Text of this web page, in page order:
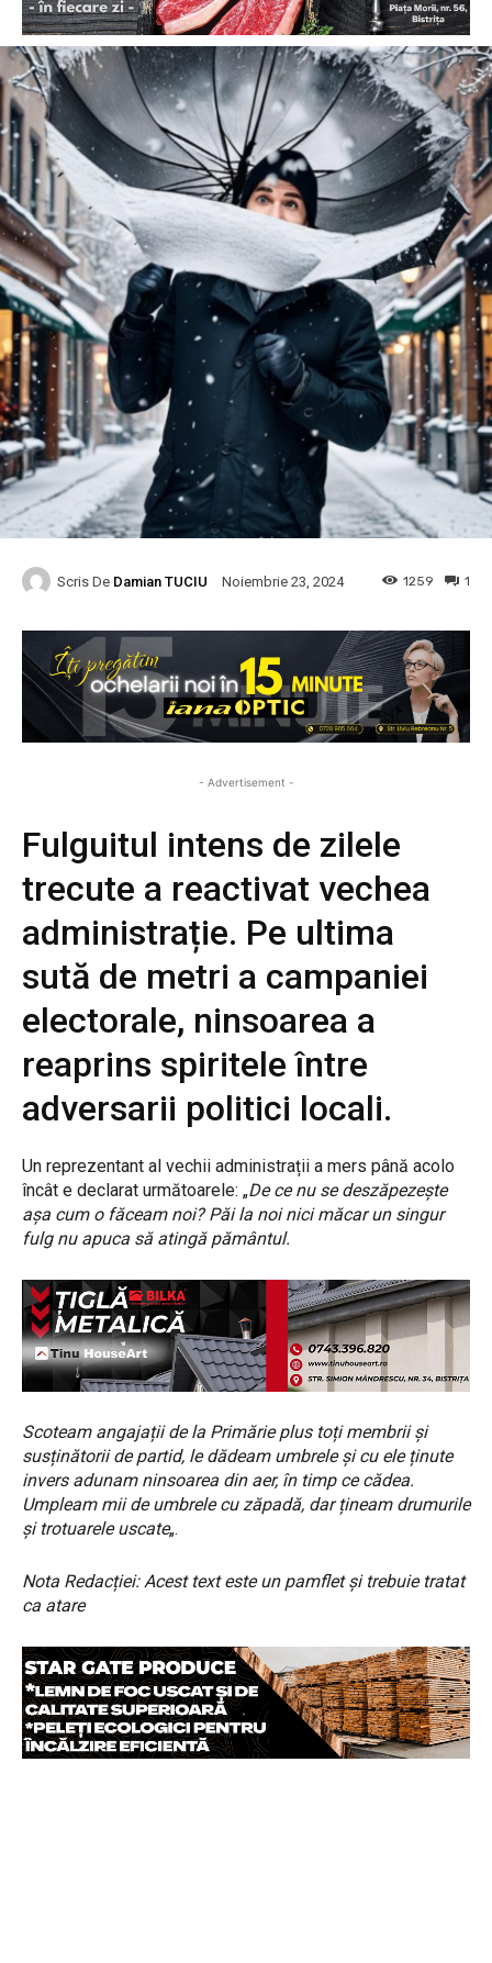
Scris De Damian TUCIU Noiembrie 23, 2024 1
1259
- Advertisement -
Fulguitul intens de zilele
trecute a reactivat vechea
administrație. Pe ultima
sută de metri a campaniei
electorale, ninsoarea a
reaprins spiritele între
adversarii politici locali.
Un reprezentant al vechii administrații a mers până acolo
încât e declarat următoarele: „De ce nu se deszăpezește
așa cum o făceam noi? Păi la noi nici măcar un singur
fulg nu apuca să atingă pământul.
Scoteam angajații de la Primărie plus toți membrii și
susținătorii de partid, le dădeam umbrele și cu ele ținute
invers adunam ninsoarea din aer, în timp ce cădea.
Umpleam mii de umbrele cu zăpadă, dar țineam drumurile
și trotuarele uscate„.
Nota Redacției: Acest text este un pamflet și trebuie tratat
ca atare